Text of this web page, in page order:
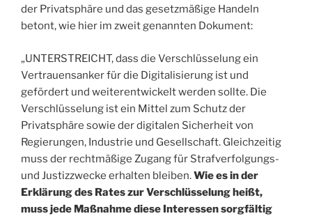
der Privatsphäre und das gesetzmäßige Handeln
betont, wie hier im zweit genannten Dokument:
„UNTERSTREICHT, dass die Verschlüsselung ein
Vertrauensanker für die Digitalisierung ist und
gefördert und weiterentwickelt werden sollte. Die
Verschlüsselung ist ein Mittel zum Schutz der
Privatsphäre sowie der digitalen Sicherheit von
Regierungen, Industrie und Gesellschaft. Gleichzeitig
muss der rechtmäßige Zugang für Strafverfolgungs-
und Justizzwecke erhalten bleiben.Wie es in der
Erklärung des Rates zur Verschlüsselung heißt,
muss jede Maßnahme diese Interessen sorgfältig